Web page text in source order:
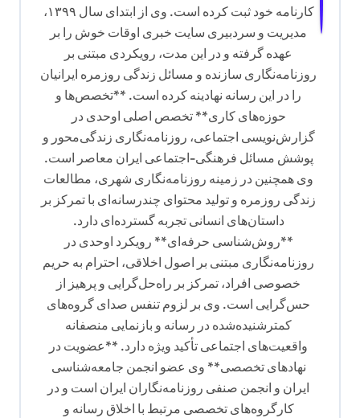
کارنامه خود ثبت کرده است. وی از ابتدای سال ۱۳۹۹،
مدیریت و سردبیری سایت خبری اوقات خوش را بر
عهده گرفته و در این مدت، رویکردی مبتنی بر
روزنامه‌نگاری سازنده و مسائل زندگی روزمره ایرانیان
را در این رسانه نهادینه کرده است. **تخصص‌ها و
حوزه‌های کاری** تخصص اصلی اوحدی در
گزارش‌نویسی اجتماعی، روزنامه‌نگاری زندگی‌محور و
پوشش مسائل فرهنگی-اجتماعی ایران معاصر است.
وی همچنین در زمینه روزنامه‌نگاری شهری، مطالعات
زندگی روزمره و تولید محتوای چندرسانه‌ای با تمرکز بر
داستان‌های انسانی تجربه گسترده‌ای دارد.
**روش‌شناسی حرفه‌ای** رویکرد اوحدی در
روزنامه‌نگاری مبتنی بر اصول اخلاقی، احترام به حریم
خصوصی افراد، تمرکز بر راه‌حل‌گرایی و پرهیز از
حس‌گرایی است. وی بر لزوم تنفس صدای گروه‌های
کمترشنیده‌شده در رسانه و بازنمایی منصفانه
واقعیت‌های اجتماعی تأکید ویژه دارد. **عضویت در
نهادهای تخصصی** وی عضو انجمن جامعه‌شناسی
ایران و انجمن صنفی روزنامه‌نگاران ایران است و در
کارگروه‌های تخصصی مرتبط با اخلاق رسانه و